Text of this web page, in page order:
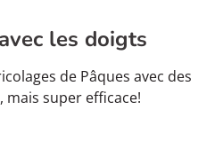
les doigts
de Pâques avec des
super efficace!